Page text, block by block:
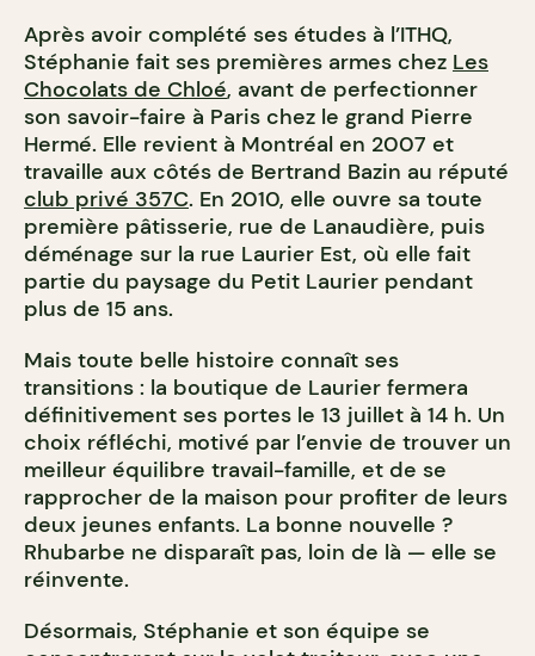
Après avoir complété ses études à l’ITHQ,
Stéphanie fait ses premières armes chez Les
Chocolats de Chloé, avant de perfectionner
son savoir-faire à Paris chez le grand Pierre
Hermé. Elle revient à Montréal en 2007 et
travaille aux côtés de Bertrand Bazin au réputé
club privé 357C. En 2010, elle ouvre sa toute
première pâtisserie, rue de Lanaudière, puis
déménage sur la rue Laurier Est, où elle fait
partie du paysage du Petit Laurier pendant
plus de 15 ans.
Mais toute belle histoire connaît ses
transitions : la boutique de Laurier fermera
définitivement ses portes le 13 juillet à 14 h. Un
choix réfléchi, motivé par l’envie de trouver un
meilleur équilibre travail-famille, et de se
rapprocher de la maison pour profiter de leurs
deux jeunes enfants. La bonne nouvelle ?
Rhubarbe ne disparaît pas, loin de là — elle se
réinvente.
Désormais, Stéphanie et son équipe se